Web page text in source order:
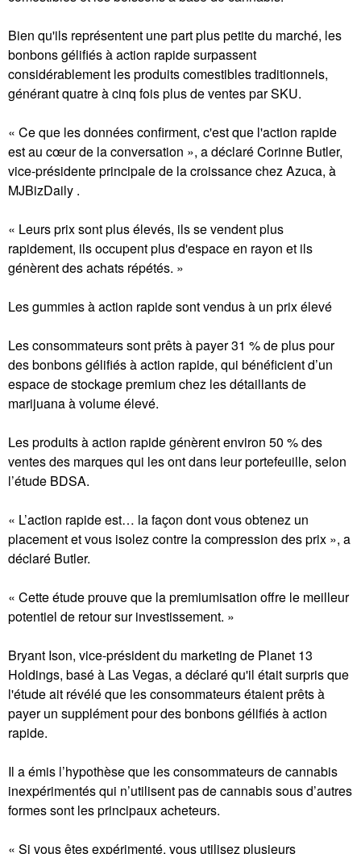
Bien qu'ils représentent une part plus petite du marché, les
bonbons gélifiés à action rapide surpassent
considérablement les produits comestibles traditionnels,
générant quatre à cinq fois plus de ventes par SKU.
« Ce que les données confirment, c'est que l'action rapide
est au cœur de la conversation », a déclaré Corinne Butler,
vice-présidente principale de la croissance chez Azuca, à
MJBizDaily .
« Leurs prix sont plus élevés, ils se vendent plus
rapidement, ils occupent plus d'espace en rayon et ils
génèrent des achats répétés. »
Les gummies à action rapide sont vendus à un prix élevé
Les consommateurs sont prêts à payer 31 % de plus pour
des bonbons gélifiés à action rapide, qui bénéficient d’un
espace de stockage premium chez les détaillants de
marijuana à volume élevé.
Les produits à action rapide génèrent environ 50 % des
ventes des marques qui les ont dans leur portefeuille, selon
l’étude BDSA.
« L’action rapide est… la façon dont vous obtenez un
placement et vous isolez contre la compression des prix », a
déclaré Butler.
« Cette étude prouve que la premiumisation offre le meilleur
potentiel de retour sur investissement. »
Bryant Ison, vice-président du marketing de Planet 13
Holdings, basé à Las Vegas, a déclaré qu'il était surpris que
l'étude ait révélé que les consommateurs étaient prêts à
payer un supplément pour des bonbons gélifiés à action
rapide.
Il a émis l’hypothèse que les consommateurs de cannabis
inexpérimentés qui n’utilisent pas de cannabis sous d’autres
formes sont les principaux acheteurs.
« Si vous êtes expérimenté, vous utilisez plusieurs